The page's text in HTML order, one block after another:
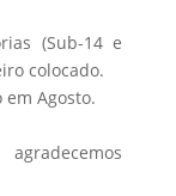
(Sub-14 e
colocado.
em Agosto.